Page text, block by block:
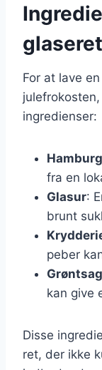
For at lave
ingredienser:
fra en
Glasur:
brunt
peber
kan give
Disse
ret, der ikke